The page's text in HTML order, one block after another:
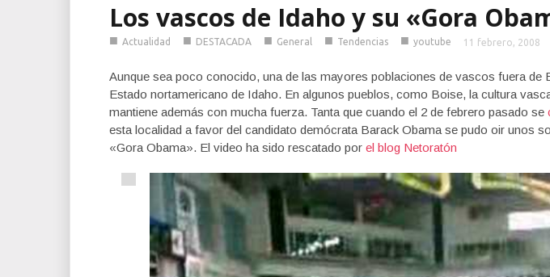
Los vascos de Idaho y su «Gora
■ Actualidad ■ DESTACADA ■ General ■ Tendencias ■ youtube 11 febrero, 2008
Aunque sea poco conocido, una de las mayores poblaciones de vascos fuera de
Estado nortamericano de Idaho. En algunos pueblos, como Boise, la cultura
mantiene además con mucha fuerza. Tanta que cuando el 2 de febrero pasado se
esta localidad a favor del candidato demócrata Barack Obama se pudo oir unos
«Gora Obama». El video ha sido rescatado por el blog Netoratón